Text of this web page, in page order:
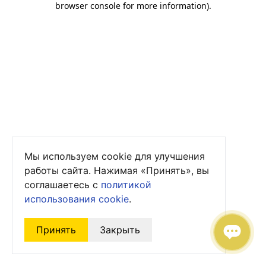
browser console for more information).
Мы используем cookie для улучшения
работы сайта. Нажимая «Принять», вы
соглашаетесь с политикой
использования cookie.
Принять Закрыть